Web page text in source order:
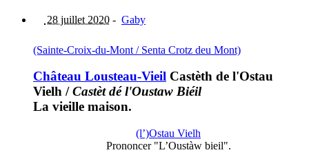
28 juillet 2020 - Gaby
(Sainte-Croix-du-Mont / Senta Crotz deu Mont)
Château Lousteau-Vieil Castèth de l'Ostau
Vielh /Castèt dé l'Oustaw Biéil
La vieille maison.
(l’)Ostau Vielh
Prononcer "L’Oustàw bieil".